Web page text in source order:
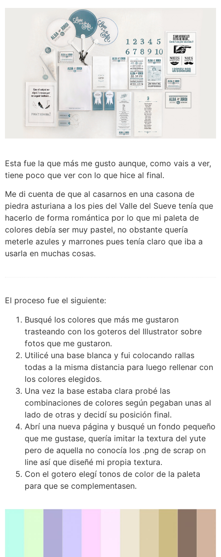
Esta fue la que más me gusto aunque, como vais a ver,
tiene poco que ver con lo que hice al final.
Me di cuenta de que al casarnos en una casona de
piedra asturiana a los pies del Valle del Sueve tenía que
hacerlo de forma romántica por lo que mi paleta de
colores debía ser muy pastel, no obstante quería
meterle azules y marrones pues tenía claro que iba a
usarla en muchas cosas.
El proceso fue el siguiente:
Busqué los colores que más me gustaron
trasteando con los goteros del Illustrator sobre
fotos que me gustaron.
Utilicé una base blanca y fui colocando rallas
todas a la misma distancia para luego rellenar con
los colores elegidos.
Una vez la base estaba clara probé las
combinaciones de colores según pegaban unas al
lado de otras y decidí su posición final.
Abrí una nueva página y busqué un fondo pequeño
que me gustase, quería imitar la textura del yute
pero de aquella no conocía los .png de scrap on
line así que diseñé mi propia textura.
Con el gotero elegí tonos de color de la paleta
para que se complementasen.